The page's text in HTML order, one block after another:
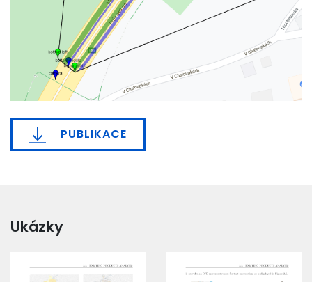
PUBLIKACE
Ukázky